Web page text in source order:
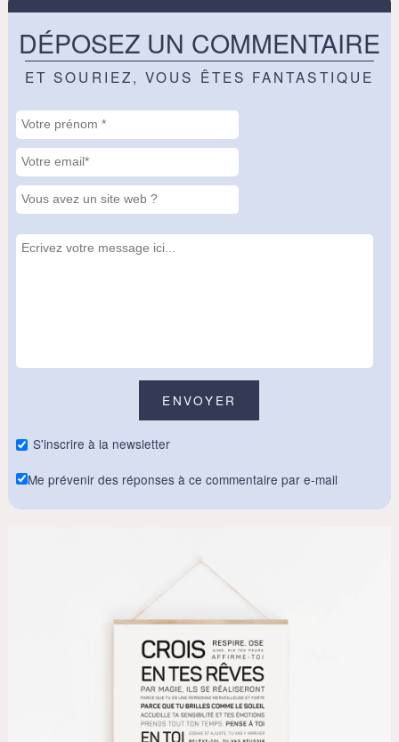
DÉPOSEZ UN COMMENTAIRE
ET SOURIEZ, VOUS ÊTES FANTASTIQUE
S'inscrire à la newsletter
Me prévenir des réponses à ce commentaire par e-mail